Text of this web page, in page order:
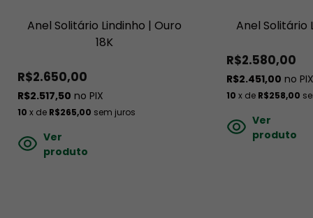
Anel Solitário Lindinho | Ouro
18K
R$2.650,00
R$2.517,50 no PIX
10 x de R$265,00 sem juros
Ver
produto
Anel Solitário
R$2.580,00
R$2.451,00 no PIX
10 x de R$258,00
Ver
produto